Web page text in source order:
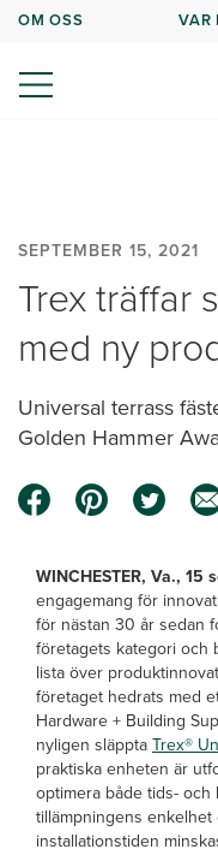
OM OSS VAR
SEPTEMBER 15, 2021
Trex träffar
med ny
Universal terrass
Golden Hammer
WINCHESTER, Va., 15
engagemang för
för nästan 30 år sedan
företagets kategori och
lista över
företaget hedrats med
Hardware + Building
nyligen släpptaTrex®
praktiska enheten är
optimera både tids-
tillämpningens
installationstiden